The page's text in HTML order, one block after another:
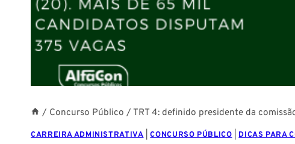
/ Concurso Público / TRT 4: definido presidente da
CARREIRA ADMINISTRATIVA |CONCURSO PÚBLICO DICAS PARA